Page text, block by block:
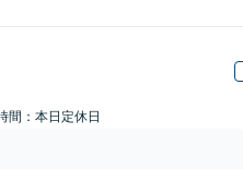
間：本日定休日